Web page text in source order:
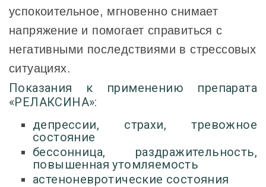
успокоительное, мгновенно снимает
напряжение и помогает справиться с
негативными последствиями в стрессовых
ситуациях.
Показания к применению препарата
«РЕЛАКСИНА»:
депрессии, страхи, тревожное
состояние
бессонница, раздражительность,
повышенная утомляемость
астеноневротические состояния